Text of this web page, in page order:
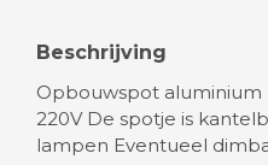
Beschrijving
Opbouwspot aluminium
220V De spotje is
lampen Eventueel